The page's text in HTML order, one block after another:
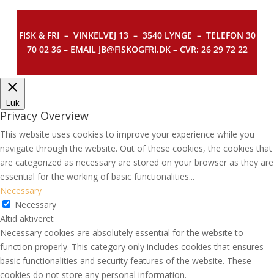
FISK & FRI – VINKELVEJ 13 – 3540 LYNGE – TELEFON 30
70 02 36 – EMAIL JB@FISKOGFRI.DK – CVR: 26 29 72 22
Luk
Privacy Overview
This website uses cookies to improve your experience while you
navigate through the website. Out of these cookies, the cookies that
are categorized as necessary are stored on your browser as they are
essential for the working of basic functionalities...
Necessary
Necessary
Altid aktiveret
Necessary cookies are absolutely essential for the website to
function properly. This category only includes cookies that ensures
basic functionalities and security features of the website. These
cookies do not store any personal information.